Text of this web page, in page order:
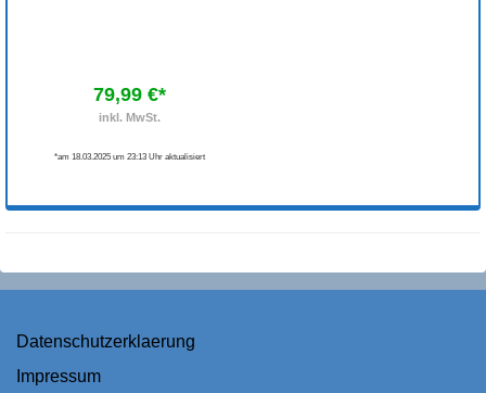
79,99 €*
inkl. MwSt.
*am 18.03.2025 um 23:13 Uhr aktualisiert
Datenschutzerklaerung
Impressum